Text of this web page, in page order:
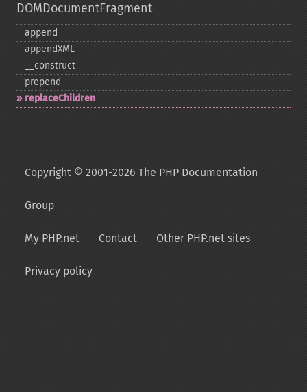
DOMDocumentFragment
append
appendXML
_​_​construct
prepend
replaceChildren
Copyright © 2001-2026 The PHP Documentation
Group
My PHP.net Contact Other PHP.net sites
Privacy policy